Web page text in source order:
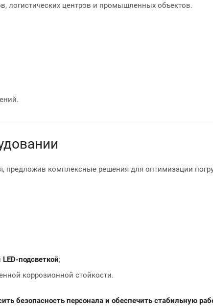
логистических центров и промышленных объектов.
предложив комплексные решения для оптимизации
LED-подсветкой;
коррозионной стойкости.
безопасность персонала и обеспечить стабильную